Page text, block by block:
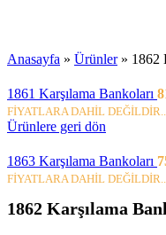
Anasayfa » Ürünler» 1862
1861 Karşılama Bankoları
FİYATLARA DAHİL DEĞİLDİR..
Ürünlere geri dön
1863 Karşılama Bankoları
FİYATLARA DAHİL DEĞİLDİR..
1862 Karşılama